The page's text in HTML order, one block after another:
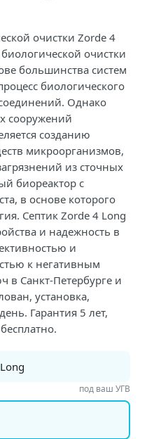
очистки Zorde 4
очистки
большинства систем
биологического
Однако
сооружений
созданию
микроорганизмов,
из сточных
биореактор с
в основе которого
Септик Zorde 4 Long
и надежность в
и
к негативным
в Санкт-Петербурге и
установка,
Гарантия 5 лет,
под ваш УГВ